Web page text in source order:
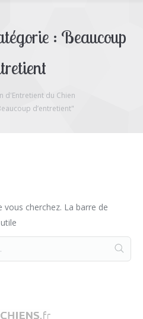
: Beaucoup
d'Entretient du Chien
d’entretient"
cherchez. La barre de